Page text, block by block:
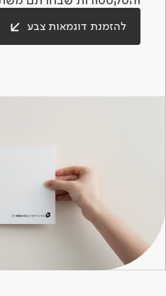
להזמנת דוגמאות צבע